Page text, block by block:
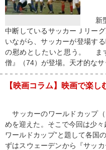
新
中断しているサッカーＪリー
いながら、サッカーが登場す
の慰めとしたいと思う。 ま
僧』（74）が登場。天才的なサ
【映画コラム】映画で楽
サッカーのワールドカップ
めを迎えた。そこで今回は少
ワールドカップ”と題して各国
ずはスウェーデンから『サッ